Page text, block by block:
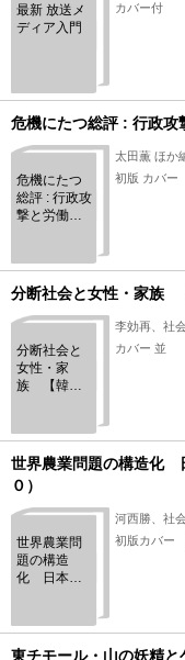
最新 放送メ
ディア入門
カバー付
危機にたつ総評 : 行政攻
危機にたつ
総評 : 行政攻
撃と労働運
太田薫 ほか
初版 カバー
分断社会と女性・家族
分断社会と
女性・家
族 【韓国
李効再、社
カバー 並
世界農業問題の構造化
０）
世界農業問
題の構造
化 日本資
の海へ３
０）
河西勝、社
初版カバー
東チモール・山の妖精と